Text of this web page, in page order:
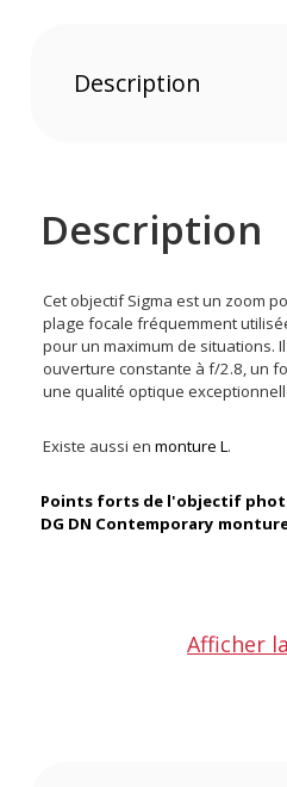
Description
Description
Cet objectif Sigma est un zoom
plage focale fréquemment
pour un maximum de situations.
ouverture constante à f/2.8, un
une qualité optique
Existe aussi enmonture L.
Points forts de l'objectif
DG DN Contemporary monture
Le Sigma 28-70 f/2.8 DG DN
Afficher